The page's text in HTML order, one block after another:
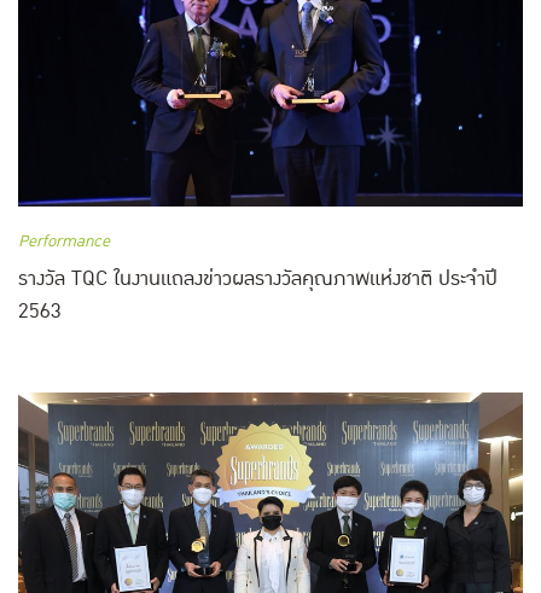
Performance
รางวัล TQC ในงานแถลงข่าวผลรางวัลคุณภาพแห่งชาติ ประจำปี
2563